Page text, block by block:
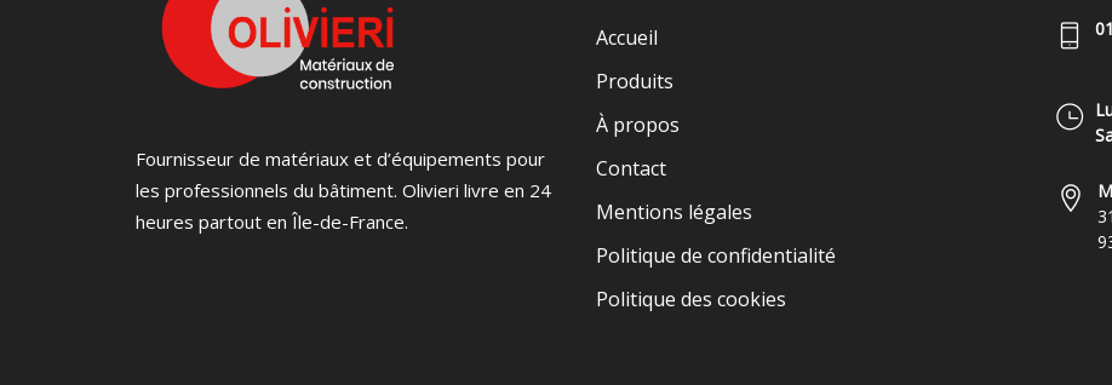
Fournisseur de matériaux et d’équipements pour
les professionnels du bâtiment. Olivieri livre en 24
heures partout en Île-de-France.
Accueil
Produits
À propos
Contact
Mentions légales
Politique de confidentialité
Politique des cookies